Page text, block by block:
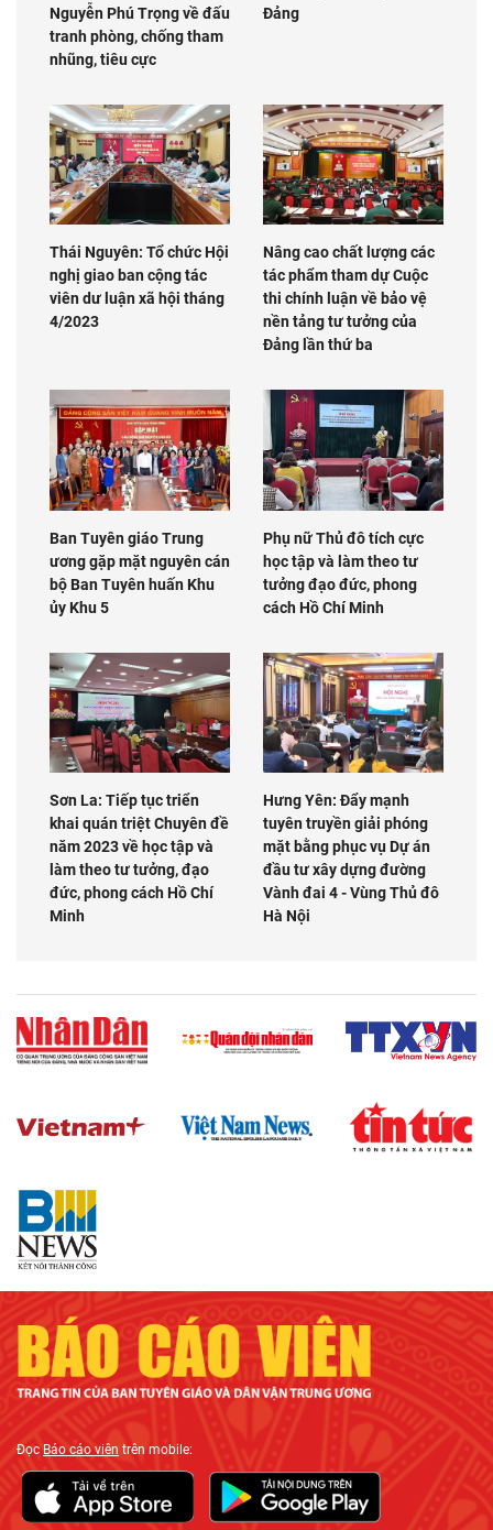
Nguyễn Phú Trọng về đấu
tranh phòng, chống tham
nhũng, tiêu cực
Đảng
Thái Nguyên: Tổ chức Hội
nghị giao ban cộng tác
viên dư luận xã hội tháng
4/2023
Nâng cao chất lượng các
tác phẩm tham dự Cuộc
thi chính luận về bảo vệ
nền tảng tư tưởng của
Đảng lần thứ ba
Ban Tuyên giáo Trung
ương gặp mặt nguyên cán
bộ Ban Tuyên huấn Khu
ủy Khu 5
Phụ nữ Thủ đô tích cực
học tập và làm theo tư
tưởng đạo đức, phong
cách Hồ Chí Minh
Sơn La: Tiếp tục triển
khai quán triệt Chuyên đề
năm 2023 về học tập và
làm theo tư tưởng, đạo
đức, phong cách Hồ Chí
Minh
Hưng Yên: Đẩy mạnh
tuyên truyền giải phóng
mặt bằng phục vụ Dự án
đầu tư xây dựng đường
Vành đai 4 - Vùng Thủ đô
Hà Nội
ĐọcBáo cáo viên trên mobile: